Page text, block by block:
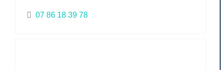
07 86 18 39 78